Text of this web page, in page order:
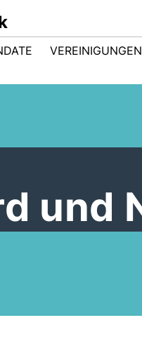
VEREINIGUNGEN
und